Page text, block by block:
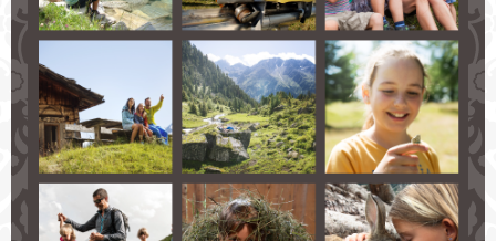
Wandern und Klettern in den herrlichen Stubaier
Alpen
Mit dem Moutnainbike die Berge erobern
Golfen in nächster Nähe
Dem Stubaier Himmel ganz nah beim Paragliden
Mit der Stubai Super Card das Stubaital erobern